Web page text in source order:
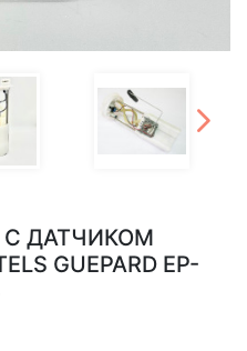
ДАТЧИКОМ
GUEPARD EP-